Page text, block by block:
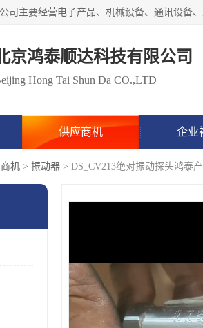
京鸿泰顺达科技有限公司
Hong Tai Shun Da CO.,LTD
供应商机 企业
机 > 振动器 > DS_CV213绝对振动探头鸿泰